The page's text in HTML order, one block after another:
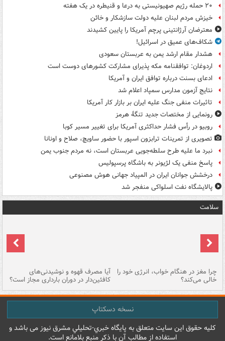
۲۰ حمله رژیم صهیونیستی به درعا و قنیطره در یک هفته
خیزش مردم لبنان علیه دولت سازشکار و خائن
معترضان آرژانتینی پرچم آمریکا را پایین کشیدند
شکاف‌های عمیق در اسرائیل!
هشدار مقام ارشد یمن به عربستان سعودی
اردوغان: توافقنامه مکه پذیرای مشارکت کشورهای دوست است
ادعای بسنت درباره توافق ایران و آمریکا
نتایج آزمون مدارس سمپاد اعلام شد
تاثیرات منفی جنگ علیه ایران بر بازار کار آمریکا
رونمایی از مختصات جدید تنگۀ هرمز
روبیو در رأس فشار حداکثری آمریکا برای تغییر مسیر کوبا
تصویری از تمرینات ترابزون اسپور با حضور ساویچ، صلاح و اونانا
نبرد ما علیه طرح سلطه‌جویی عربستان است، نه مردم جنوب یمن
پاسخ منفی یک لژیونر به باشگاه پرسپولیس
درخشش جوانان ایران در المپیاد جهانی هوش مصنوعی
پالایشگاه نفت اسلواکی منفجر شد
سلامت
چرا مغز در هنگام خواب، انرژی خود را
خالی می‌کند؟
آیا مصرف قهوه و نوشیدنی‌های
کافئین‌دار در دوران بارداری مجاز است؟
نسخه دسکتاپ
کليه حقوق اين سايت متعلق به پایگاه خبري-تحليلي مشرق نيوز می باشد و
استفاده از مطالب آن با ذکر منبع بلامانع است.